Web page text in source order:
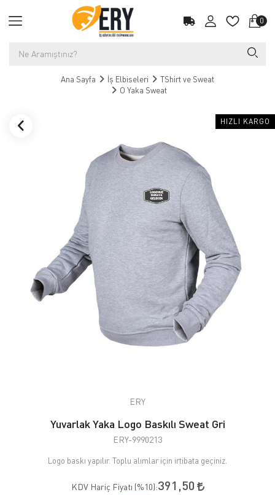
0
Ana Sayfa İş Elbiseleri
TShirt ve Sweat
O Yaka Sweat
HIZLI KARGO
ERY
Yuvarlak Yaka Logo Baskılı Sweat Gri
ERY-9990213
Logo baskı yapılır. Toplu alımlar için irtibata geçiniz.
KDV Hariç Fiyatı (%10):391,50